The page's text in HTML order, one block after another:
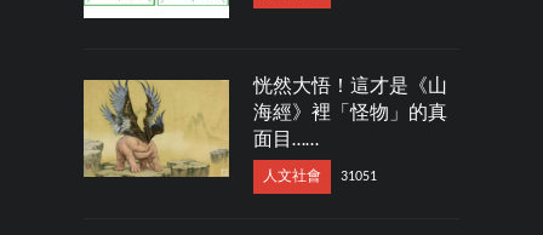
恍然大悟！這才是《山
海經》裡「怪物」的真
面目……
人文社會 31051